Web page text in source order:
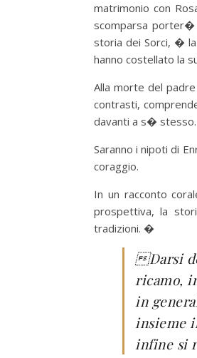
matrimonio con
scomparsa porter�
storia dei Sorci, �
hanno costellato la
Alla morte del
contrasti,
davanti a s� stesso.
Saranno i nipoti di
coraggio.
In un racconto
prospettiva, la
tradizioni. �
Darsi
ricamo,
in
insieme
infine si